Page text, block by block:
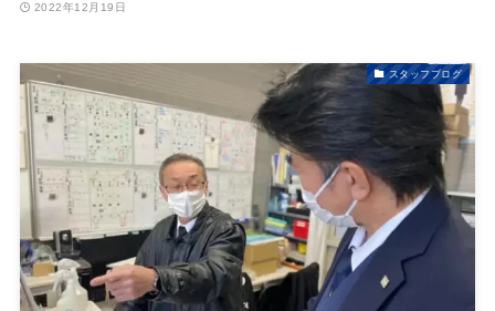
2022年12月19日
スタッフブログ